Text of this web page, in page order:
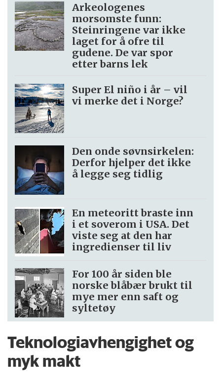
Arkeologenes
morsomste funn:
Steinringene var ikke
laget for å ofre til
gudene. De var spor
etter barns lek
Super El niño i år – vil
vi merke det i Norge?
Den onde søvnsirkelen:
Derfor hjelper det ikke
å legge seg tidlig
En meteoritt braste inn
i et soverom i USA. Det
viste seg at den har
ingredienser til liv
For 100 år siden ble
norske blåbær brukt til
mye mer enn saft og
syltetøy
Teknologiavhengighet og
myk makt